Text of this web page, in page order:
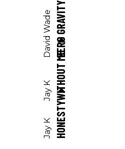
David WadeZERO GRAVITY
Jay K WITHOUT ME
Jay K HONESTY